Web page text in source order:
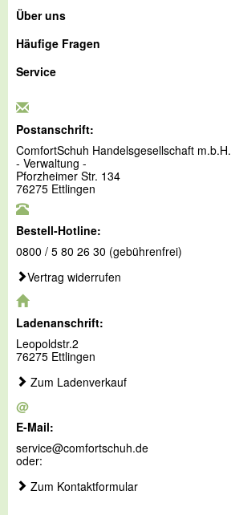
Über uns
Häufige Fragen
Service
Postanschrift:
ComfortSchuh Handelsgesellschaft m.b.H.
- Verwaltung -
Pforzheimer Str. 134
76275 Ettlingen
Bestell-Hotline:
0800 / 5 80 26 30 (gebührenfrei)
Vertrag widerrufen
Ladenanschrift:
Leopoldstr.2
76275 Ettlingen
Zum Ladenverkauf
@
E-Mail:
service@comfortschuh.de
oder:
Zum Kontaktformular